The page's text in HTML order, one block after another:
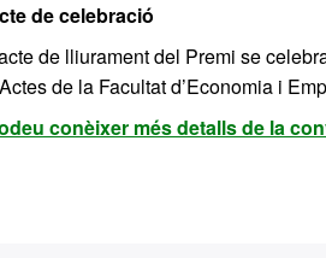
de celebració
de lliurament del Premi se
de la Facultat d’Economia i
conèixer més detalls de la